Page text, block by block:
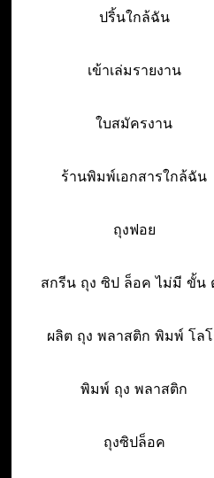
ปริ้นใกล้ฉัน
เข้าเล่มรายงาน
ใบสมัครงาน
ร้านพิมพ์เอกสารใกล้ฉัน
ถุงฟอย
สกรีน ถุง ซิป ล็อค ไม่มี ขั้น
ผลิต ถุง พลาสติก พิมพ์ โล
พิมพ์ ถุง พลาสติก
ถุงซิปล็อค